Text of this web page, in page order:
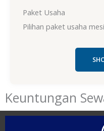
Paket Usaha
Pilihan paket usaha
Keuntungan